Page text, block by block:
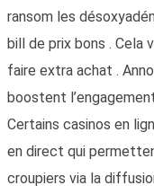
ransom les
bill de prix bons . Cela
faire extra achat .
boostent
Certains casinos en
en direct qui
croupiers via la